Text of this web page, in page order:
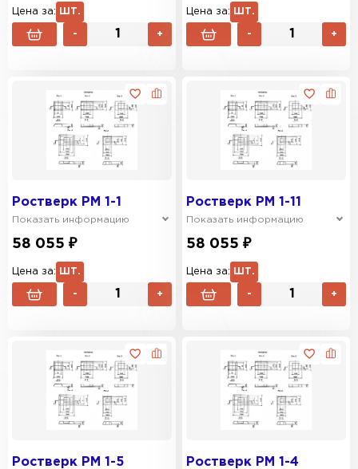
Цена за: ШТ.
- +
Цена за: ШТ.
- +
Ростверк РМ 1-1
Показать информацию
58 055 ₽
Цена за: ШТ.
- +
Ростверк РМ 1-11
Показать информацию
58 055 ₽
Цена за: ШТ.
- +
Ростверк РМ 1-5 Ростверк РМ 1-4